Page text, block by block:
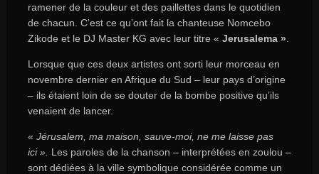
ramener de la couleur et des paillettes dans le quotidien
de chacun. C’est ce qu’ont fait la chanteuse Nomcebo
Zikode et le DJ Master KG avec leur titre « Jerusalema »
Lorsque que ces deux artistes ont sorti leur morceau en
novembre dernier en Afrique du Sud – leur pays d’origine
– ils étaient loin de se douter de la bombe positive qu’ils
venaient de lancer.
« Jérusalem, ma maison, sauve-moi, ne me laisse pas
ici ». Les paroles de la chanson – interprétées en zoulou –
sont dédiées à la ville symbolique considérée comme un